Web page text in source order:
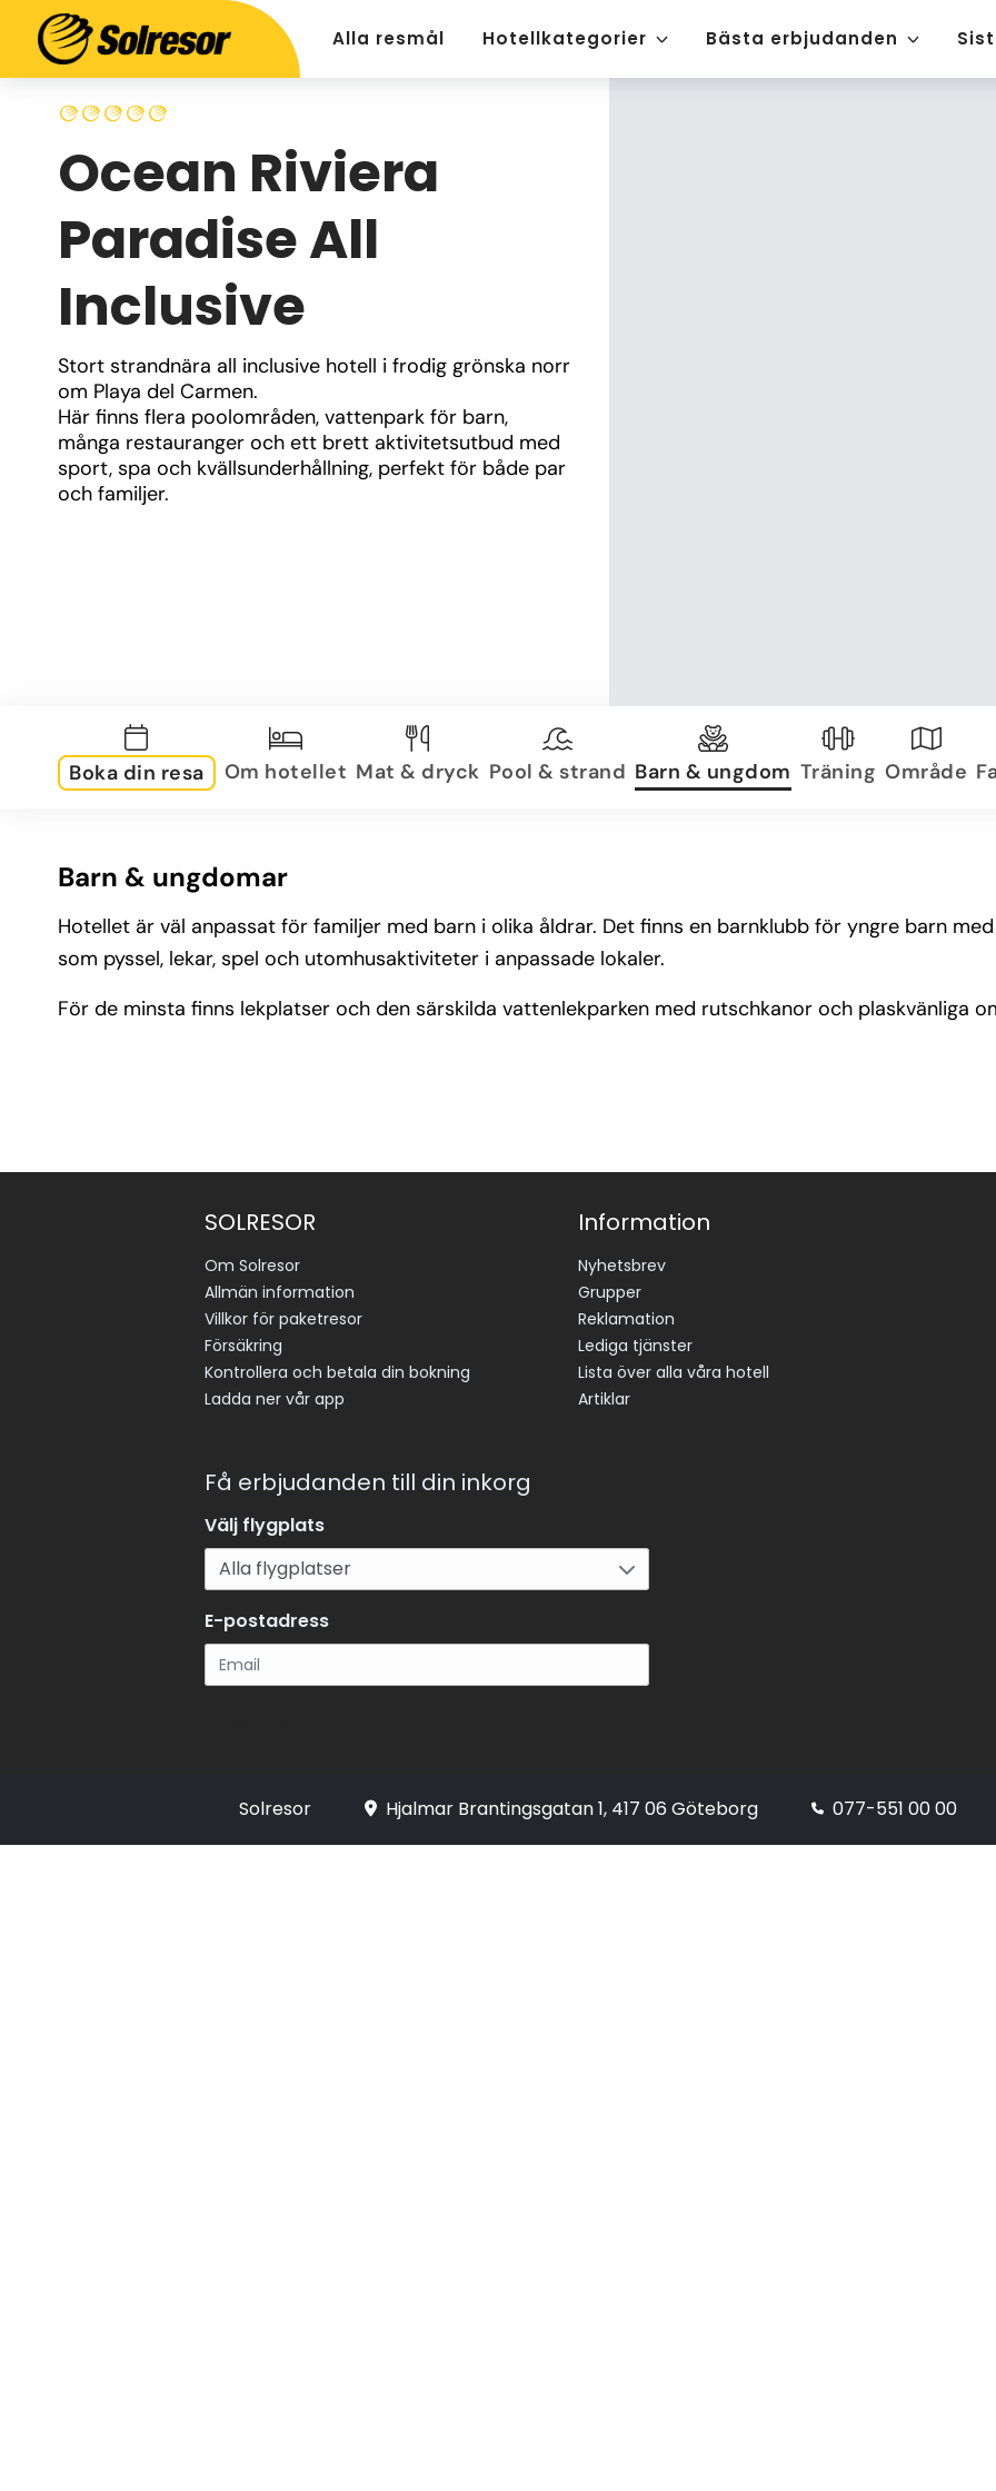
Alla resmål Hotellkategorier Bästa erbjudanden
Ocean Riviera
Paradise All
Inclusive
Stort strandnära all inclusive hotell i frodig grönska norr
om Playa del Carmen.
Här finns flera poolområden, vattenpark för barn,
många restauranger och ett brett aktivitetsutbud med
sport, spa och kvällsunderhållning, perfekt för både par
och familjer.
Boka din resa Om hotellet Mat & dryck Pool & strand Barn & ungdom Träning Område
Barn & ungdomar
Hotellet är väl anpassat för familjer med barn i olika åldrar. Det finns en barnklubb för yngre barn
som pyssel, lekar, spel och utomhusaktiviteter i anpassade lokaler.
För de minsta finns lekplatser och den särskilda vattenlekparken med rutschkanor och plaskvänliga
SOLRESOR
Om Solresor
Allmän information
Villkor för paketresor
Försäkring
Kontrollera och betala din bokning
Ladda ner vår app
Information
Nyhetsbrev
Grupper
Reklamation
Lediga tjänster
Lista över alla våra hotell
Artiklar
Få erbjudanden till din inkorg
Välj flygplats
E-postadress
Solresor Hjalmar Brantingsgatan 1, 417 06 Göteborg 077-551 00 00